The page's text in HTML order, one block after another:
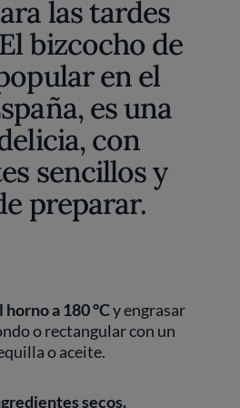
las tardes
bizcocho de
en el
es una
con
sencillos y
preparar.
a 180 °Cy engrasar
o rectangular con un
o aceite.
secos.